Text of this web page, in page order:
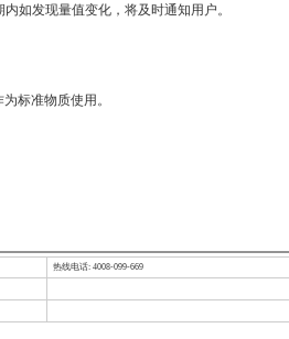
如发现量值变化，将及时通知用户。
标准物质使⽤。
热线电话: 4008-099-669